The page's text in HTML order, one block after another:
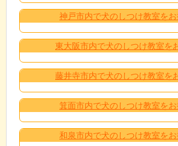
神戸市内で犬のしつけ教室を
東大阪市内で犬のしつけ教室を
藤井寺市内で犬のしつけ教室を
箕面市内で犬のしつけ教室を
和泉市内で犬のしつけ教室を